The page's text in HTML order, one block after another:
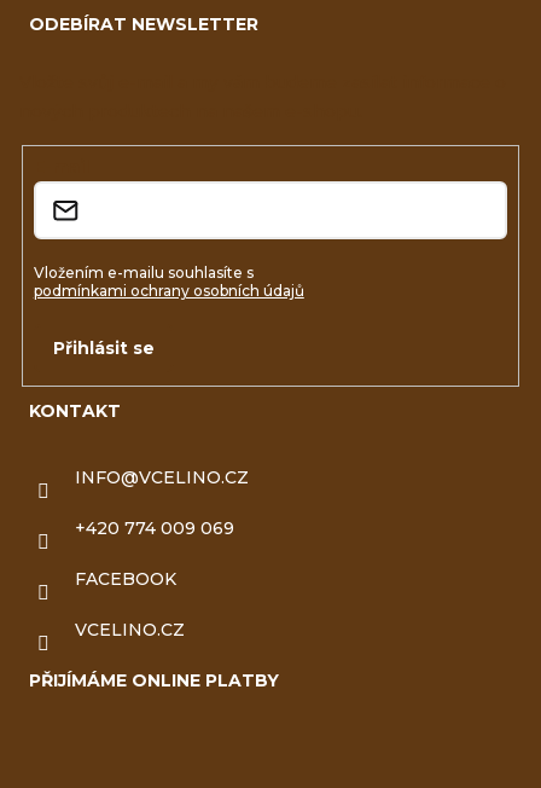
KONTAKT
INFO@VCELINO.CZ
+420 774 009 069
FACEBOOK
VCELINO.CZ
PŘIJÍMÁME ONLINE PLATBY
ODEBÍRAT NEWSLETTER
Vložením e-mailu souhlasíte s
podmínkami ochrany osobních údajů
Přihlásit se